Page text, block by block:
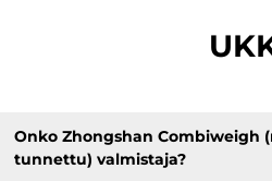
Onko Zhongshan Combiweigh
tunnettu) valmistaja?